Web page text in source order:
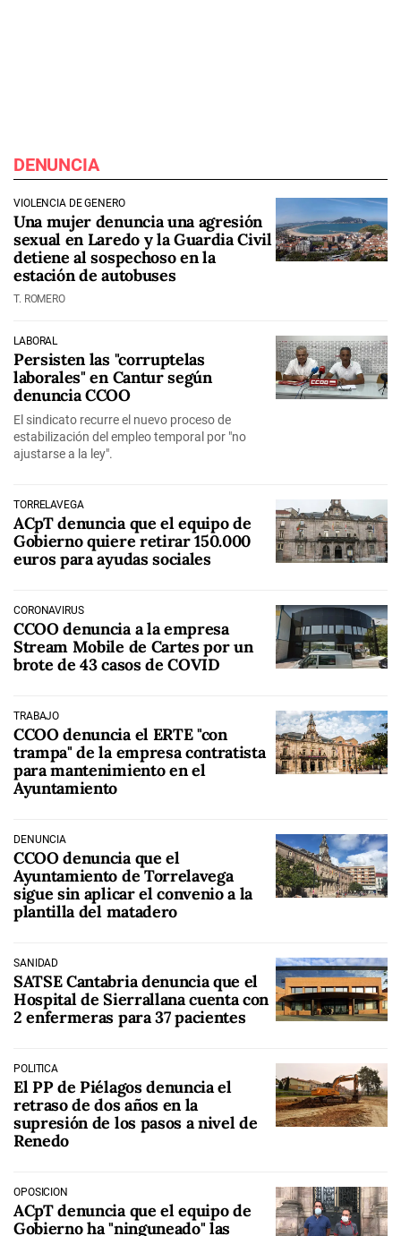
DENUNCIA
VIOLENCIA DE GÉNERO
Una mujer denuncia una agresión
sexual en Laredo y la Guardia Civil
detiene al sospechoso en la
estación de autobuses
T. ROMERO
LABORAL
Persisten las "corruptelas
laborales" en Cantur según
denuncia CCOO
El sindicato recurre el nuevo proceso de
estabilización del empleo temporal por "no
ajustarse a la ley".
TORRELAVEGA
ACpT denuncia que el equipo de
Gobierno quiere retirar 150.000
euros para ayudas sociales
CORONAVIRUS
CCOO denuncia a la empresa
Stream Mobile de Cartes por un
brote de 43 casos de COVID
TRABAJO
CCOO denuncia el ERTE "con
trampa" de la empresa contratista
para mantenimiento en el
Ayuntamiento
DENUNCIA
CCOO denuncia que el
Ayuntamiento de Torrelavega
sigue sin aplicar el convenio a la
plantilla del matadero
SANIDAD
SATSE Cantabria denuncia que el
Hospital de Sierrallana cuenta con
2 enfermeras para 37 pacientes
POLÍTICA
El PP de Piélagos denuncia el
retraso de dos años en la
supresión de los pasos a nivel de
Renedo
OPOSICIÓN
ACpT denuncia que el equipo de
Gobierno ha "ninguneado" las